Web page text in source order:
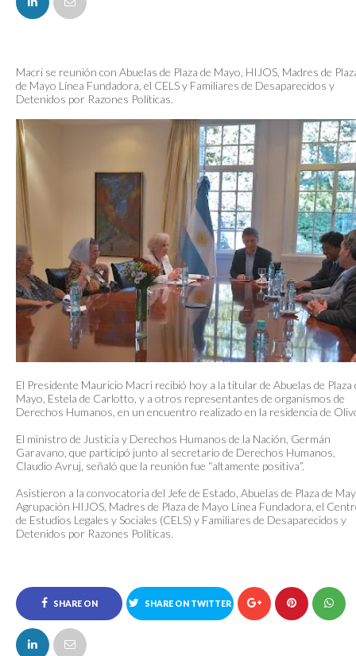
Macri se reunión con Abuelas de Plaza de Mayo, HIJOS, Madres de
de Mayo Línea Fundadora, el CELS y Familiares de Desaparecidos y
Detenidos por Razones Políticas.
El Presidente Mauricio Macri recibió hoy a la titular de Abuelas de Plaza
Mayo, Estela de Carlotto, y a otros representantes de organismos de
Derechos Humanos, en un encuentro realizado en la residencia de
El ministro de Justicia y Derechos Humanos de la Nación, Germán
Garavano, que participó junto al secretario de Derechos Humanos,
Claudio Avruj, señaló que la reunión fue “altamente positiva”.
Asistieron a la convocatoria del Jefe de Estado, Abuelas de Plaza de
Agrupación HIJOS, Madres de Plaza de Mayo Línea Fundadora, el
de Estudios Legales y Sociales (CELS) y Familiares de Desaparecidos y
Detenidos por Razones Políticas.
SHARE ON
FACEBOOK
SHARE ON TWITTER